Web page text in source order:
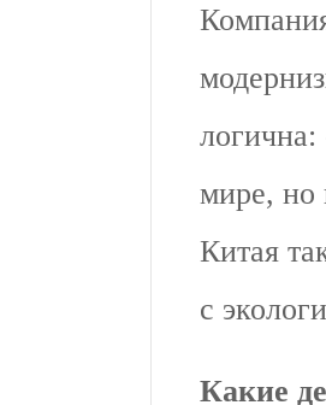
логична:
мире, но
Китая
с
Какие